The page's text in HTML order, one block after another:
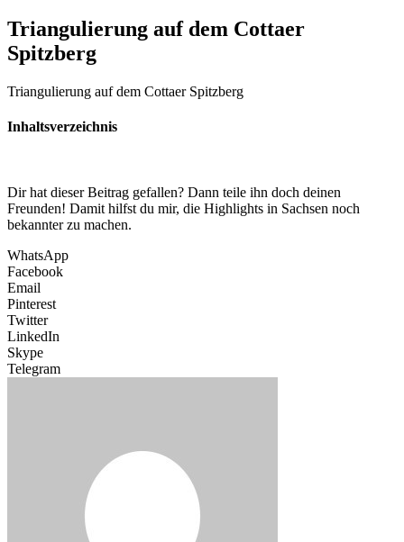
Triangulierung auf dem Cottaer
Spitzberg
Triangulierung auf dem Cottaer Spitzberg
Inhaltsverzeichnis
Dir hat dieser Beitrag gefallen? Dann teile ihn doch deinen
Freunden! Damit hilfst du mir, die Highlights in Sachsen noch
bekannter zu machen.
WhatsApp
Facebook
Email
Pinterest
Twitter
LinkedIn
Skype
Telegram